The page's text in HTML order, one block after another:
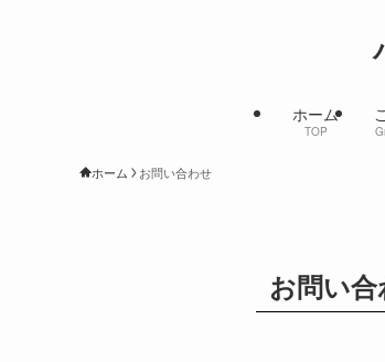
ホーム
TOP
ホーム お問い合わせ
お問い